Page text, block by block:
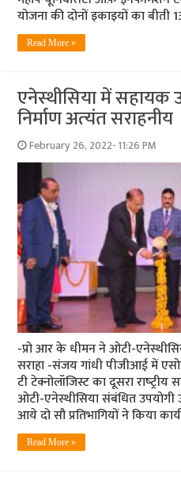
योजना की दोनों इकाइयों का बीती
Read More »
एनेस्‍थीसिया में सहायक
निर्माण अत्‍यंत सराहनीय
February 26, 2022- 11:26 PM
-प्रो आर के धीमन ने ओटी-
सराहा -संजय गांधी पीजीआई में
टी टेक्नोलॉजिस्ट का दूसरा
ओटी-एनेस्‍थीसिया संबंधित
आये दो सौ प्रतिभागियों ने किया
Read More »